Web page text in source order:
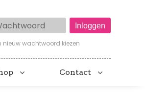
nieuw wachtwoord kiezen
Contact